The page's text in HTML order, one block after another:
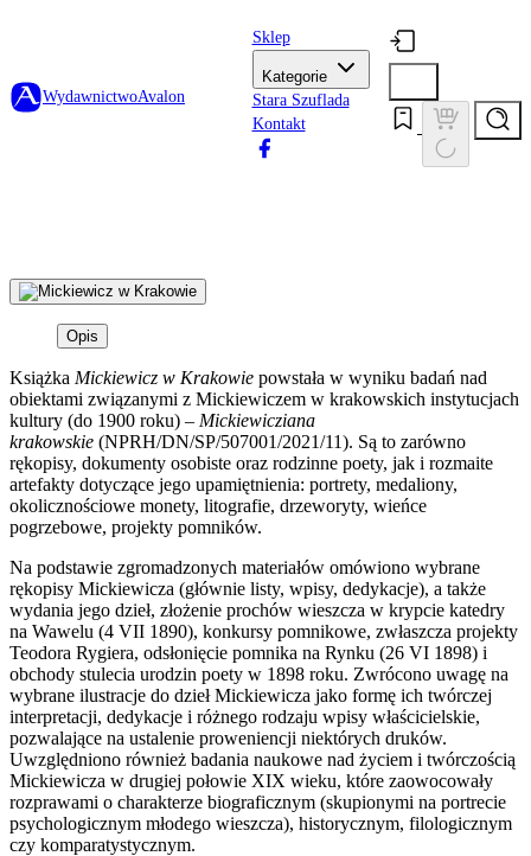
WydawnictwoAvalon
Sklep
Kategorie
Stara Szuflada
Kontakt
Opis
Książka Mickiewicz w Krakowie powstała w wyniku badań nad
obiektami związanymi z Mickiewiczem w krakowskich instytucjach
kultury (do 1900 roku) – Mickiewicziana
krakowskie (NPRH/DN/SP/507001/2021/11). Są to zarówno
rękopisy, dokumenty osobiste oraz rodzinne poety, jak i rozmaite
artefakty dotyczące jego upamiętnienia: portrety, medaliony,
okolicznościowe monety, litografie, drzeworyty, wieńce
pogrzebowe, projekty pomników.
Na podstawie zgromadzonych materiałów omówiono wybrane
rękopisy Mickiewicza (głównie listy, wpisy, dedykacje), a także
wydania jego dzieł, złożenie prochów wieszcza w krypcie katedry
na Wawelu (4 VII 1890), konkursy pomnikowe, zwłaszcza projekty
Teodora Rygiera, odsłonięcie pomnika na Rynku (26 VI 1898) i
obchody stulecia urodzin poety w 1898 roku. Zwrócono uwagę na
wybrane ilustracje do dzieł Mickiewicza jako formę ich twórczej
interpretacji, dedykacje i różnego rodzaju wpisy właścicielskie,
pozwalające na ustalenie proweniencji niektórych druków.
Uwzględniono również badania naukowe nad życiem i twórczością
Mickiewicza w drugiej połowie XIX wieku, które zaowocowały
rozprawami o charakterze biograficznym (skupionymi na portrecie
psychologicznym młodego wieszcza), historycznym, filologicznym
czy komparatystycznym.